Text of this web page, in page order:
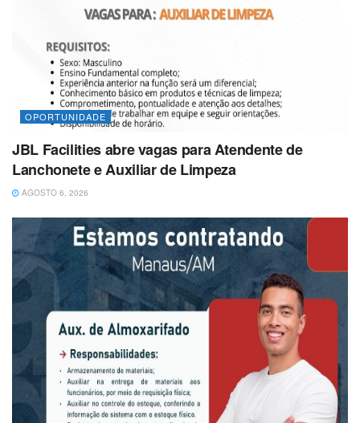
OPORTUNIDADE
JBL Facilities abre vagas para Atendente de
Lanchonete e Auxiliar de Limpeza
AGOSTO 6, 2026